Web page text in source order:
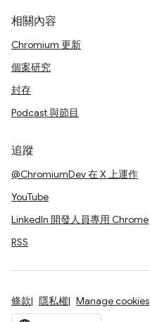
相關內容
Chromium 更新
個案研究
封存
Podcast 與節目
追蹤
@ChromiumDev 在 X 上運作
YouTube
LinkedIn 開發人員專用 Chrome
RSS
條款 隱私權 Manage cookies